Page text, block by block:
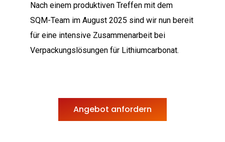
Nach einem produktiven Treffen mit dem
SQM-Team im August 2025 sind wir nun bereit
für eine intensive Zusammenarbeit bei
Verpackungslösungen für Lithiumcarbonat.
Angebot anfordern